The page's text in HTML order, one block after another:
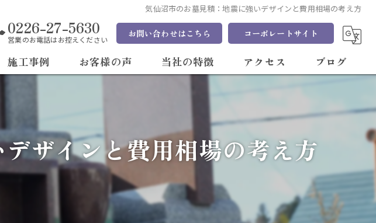
気仙沼市のお墓見積：地震に強いデザインと費用相場の考え方
0226-27-5630
営業のお電話はお控えください
お問い合わせはこちら コーポレートサイト
施工事例 お客様の声 当社の特徴
販売
オーダー
アクセス ブログ
ザインと費用相場の考え方